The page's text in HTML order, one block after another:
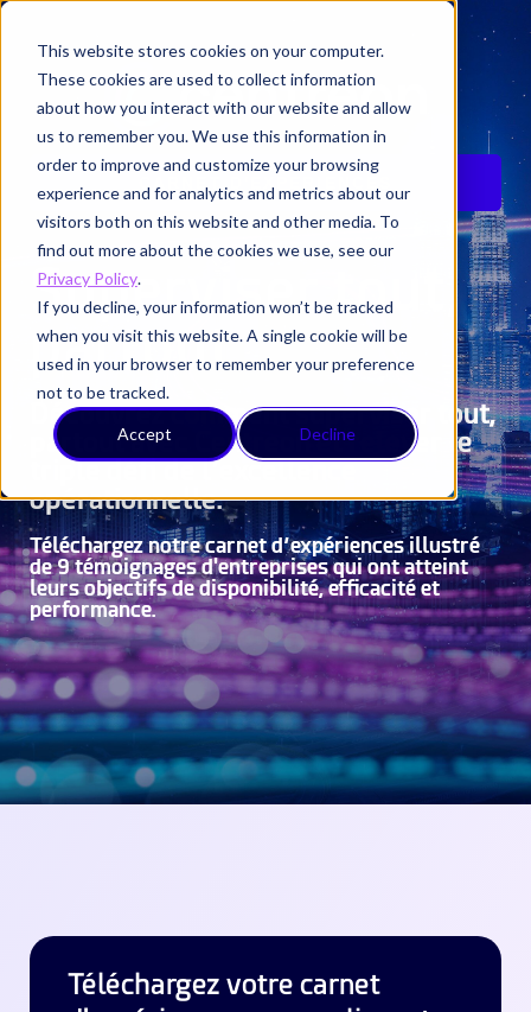
This website stores cookies on your computer.
These cookies are used to collect information
about how you interact with our website and allow
us to remember you. We use this information in
order to improve and customize your browsing
experience and for analytics and metrics about our
visitors both on this website and other media. To
find out more about the cookies we use, see our
Privacy Policy.
If you decline, your information won’t be tracked
when you visit this website. A single cookie will be
used in your browser to remember your preference
not to be tracked.
Accept Decline
Superviser tout,
partout.
Découvrez comment superviser tout,
partout avec Centreon et relever le
triple défi de l’excellence
opérationnelle.
Téléchargez notre carnet d’expériences illustré
de 9 témoignages d'entreprises qui ont atteint
leurs objectifs de disponibilité, efficacité et
performance.
Téléchargez votre carnet